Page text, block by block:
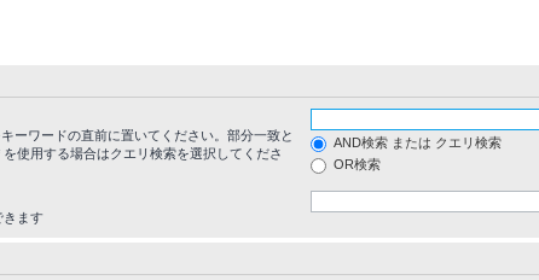
キーワードの直前に置いてください。部分一致と
使用する場合はクエリ検索を選択してくださ
AND検索 または クエリ検索
OR検索
きます